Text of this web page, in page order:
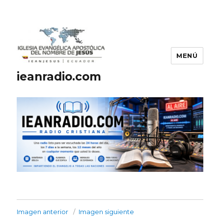
ieanradio.com
MENÚ
Imagen anterior Imagen siguiente